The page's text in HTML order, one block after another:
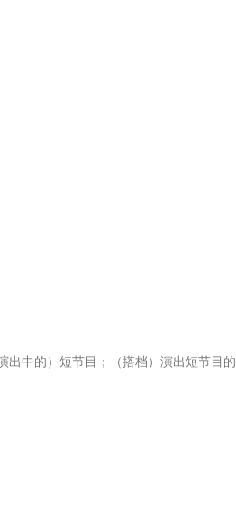
出中的）短节目；（搭档）演出短节目的